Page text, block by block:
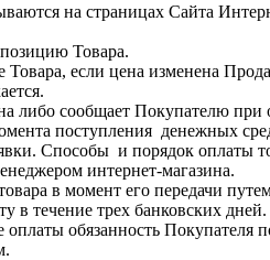
на страницах Сайта
Товара.
если цена изменена
либо сообщает Покупателю
поступления денежных
Способы и порядок оплаты
интернет-магазина.
в момент его передачи
в течение трех банковских
обязанность Покупателя